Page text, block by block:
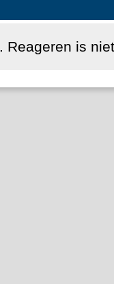
. Reageren is